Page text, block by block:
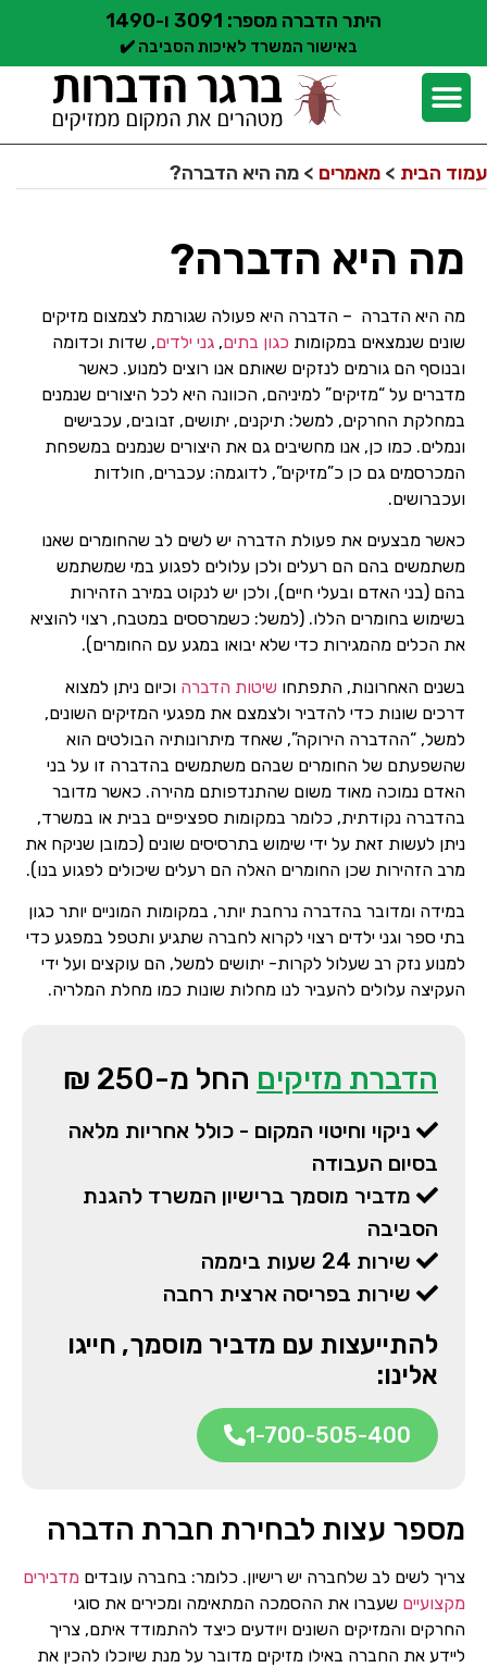
היתר הדברה מספר: 3091 ו-1490
באישור המשרד לאיכות הסביבה ✔️
עמוד הבית > מאמרים > מה היא הדברה?
מה היא הדברה?
מה היא הדברה – הדברה היא פעולה שגורמת לצמצום מזיקים
שונים שנמצאים במקומות כגון בתים, גני ילדים, שדות וכדומה
ובנוסף הם גורמים לנזקים שאותם אנו רוצים למנוע. כאשר
מדברים על “מזיקים” למיניהם, הכוונה היא לכל היצורים שנמנים
במחלקת החרקים, למשל: תיקנים, יתושים, זבובים, עכבישים
ונמלים. כמו כן, אנו מחשיבים גם את היצורים שנמנים במשפחת
המכרסמים גם כן כ”מזיקים”, לדוגמה: עכברים, חולדות
ועכברושים.
כאשר מבצעים את פעולת הדברה יש לשים לב שהחומרים שאנו
משתמשים בהם הם רעלים ולכן עלולים לפגוע במי שמשתמש
בהם (בני האדם ובעלי חיים), ולכן יש לנקוט במירב הזהירות
בשימוש בחומרים הללו. (למשל: כשמרססים במטבח, רצוי להוציא
את הכלים מהמגירות כדי שלא יבואו במגע עם החומרים).
בשנים האחרונות, התפתחו שיטות הדברה וכיום ניתן למצוא
דרכים שונות כדי להדביר ולצמצם את מפגעי המזיקים השונים,
למשל, “ההדברה הירוקה”, שאחד מיתרונותיה הבולטים הוא
שהשפעתם של החומרים שבהם משתמשים בהדברה זו על בני
האדם נמוכה מאוד משום שהתנדפותם מהירה. כאשר מדובר
בהדברה נקודתית, כלומר במקומות ספציפיים בבית או במשרד,
ניתן לעשות זאת על ידי שימוש בתרסיסים שונים (כמובן שניקח את
מרב הזהירות שכן החומרים האלה הם רעלים שיכולים לפגוע בנו).
במידה ומדובר בהדברה נרחבת יותר, במקומות המוניים יותר כגון
בתי ספר וגני ילדים רצוי לקרוא לחברה שתגיע ותטפל במפגע כדי
למנוע נזק רב שעלול לקרות- יתושים למשל, הם עוקצים ועל ידי
העקיצה עלולים להעביר לנו מחלות שונות כמו מחלת המלריה.
הדברת מזיקים החל מ-250 ₪
ניקוי וחיטוי המקום - כולל אחריות מלאה
בסיום העבודה
מדביר מוסמך ברישיון המשרד להגנת
הסביבה
שירות 24 שעות ביממה
שירות בפריסה ארצית רחבה
להתייעצות עם מדביר מוסמך, חייגו
אלינו:
1-700-505-400
מספר עצות לבחירת חברת הדברה
צריך לשים לב שלחברה יש רישיון. כלומר: בחברה עובדים מדבירים
מקצועיים שעברו את ההסמכה המתאימה ומכירים את סוגי
החרקים והמזיקים השונים ויודעים כיצד להתמודד איתם, צריך
ליידע את החברה באילו מזיקים מדובר על מנת שיוכלו להכין את